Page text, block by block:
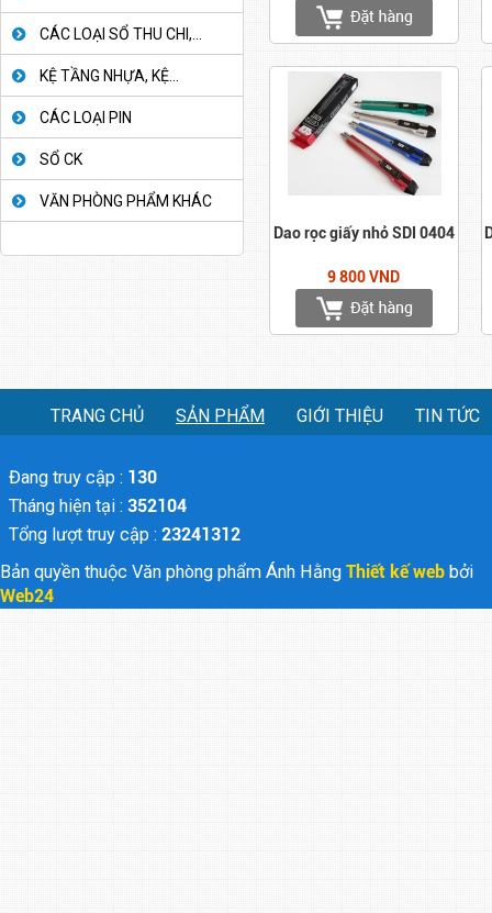
CÁC LOẠI SỔ THU CHI,...
KỆ TẦNG NHỰA, KỆ...
CÁC LOẠI PIN
SỔ CK
VĂN PHÒNG PHẨM KHÁC
Dao rọc giấy nhỏ SDI 0404
9 800 VND
TRANG CHỦ SẢN PHẨM GIỚI THIỆU TIN TỨC
Đang truy cập : 130
Tháng hiện tại : 352104
Tổng lượt truy cập : 23241312
Bản quyền thuộc Văn phòng phẩm Ánh Hằng Thiết kế web bởi
Web24